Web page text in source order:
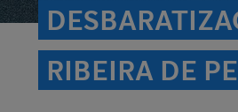
RIBEIRA DE